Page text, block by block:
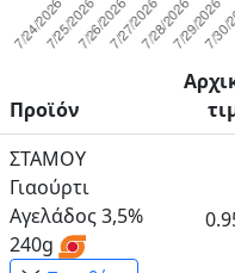
Προϊόν
ΣΤΑΜΟΥ
Γιαούρτι
Αγελάδος 3,5%
240g